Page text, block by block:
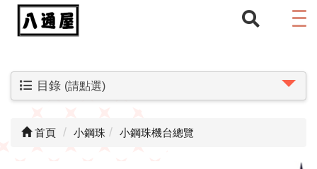
目錄 (請點選)
首頁 小鋼珠 小鋼珠機台總覽